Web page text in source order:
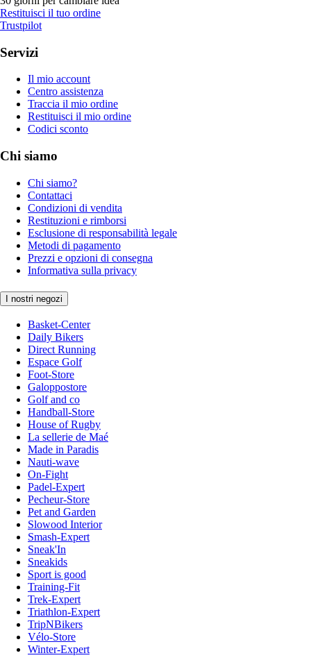
Restituisci il tuo ordine
Trustpilot
Servizi
Il mio account
Centro assistenza
Traccia il mio ordine
Restituisci il mio ordine
Codici sconto
Chi siamo
Chi siamo?
Contattaci
Condizioni di vendita
Restituzioni e rimborsi
Esclusione di responsabilità legale
Metodi di pagamento
Prezzi e opzioni di consegna
Informativa sulla privacy
I nostri negozi
Basket-Center
Daily Bikers
Direct Running
Espace Golf
Foot-Store
Galoppostore
Golf and co
Handball-Store
House of Rugby
La sellerie de Maé
Made in Paradis
Nauti-wave
On-Fight
Padel-Expert
Pecheur-Store
Pet and Garden
Slowood Interior
Smash-Expert
Sneak'In
Sneakids
Sport is good
Training-Fit
Trek-Expert
Triathlon-Expert
TripNBikers
Vélo-Store
Winter-Expert